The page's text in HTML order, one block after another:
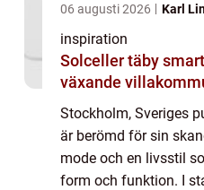
06 augusti 2026 Karl
inspiration
Solceller täby smart energival i en
växande
Stockholm, Sveriges
är berömd för sin
mode och en livsstil
form och funktion. I